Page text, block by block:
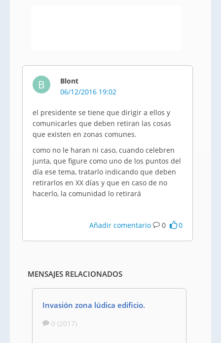
B
Blont
06/12/2016 19:02
el presidente se tiene que dirigir a ellos y
comunicarles que deben retiran las cosas
que existen en zonas comunes.
como no le haran ni caso, cuando celebren
junta, que figure como uno de los puntos del
día ese tema, tratarlo indicando que deben
retirarlos en XX días y que en caso de no
hacerlo, la comunidad lo retirará
Añadir comentario 0 0
MENSAJES RELACIONADOS
Invasión zona lúdica edificio.
0 (2017)